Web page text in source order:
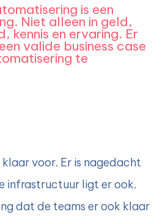
is een
Niet alleen in geld,
kennis en ervaring. Er
valide business case
te
klaar voor. Er is nagedacht
infrastructuur ligt er ook.
dat de teams er ook klaar